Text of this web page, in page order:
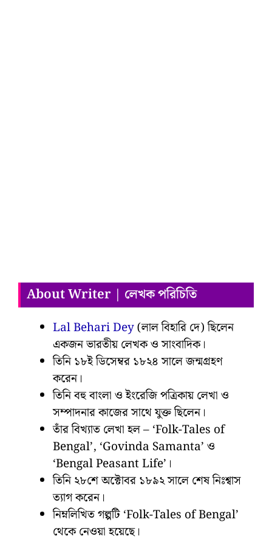
About Writer | লেখক পরিচিতি
Lal Behari Dey(লাল বিহারি দে) ছিলেন
একজন ভারতীয় লেখক ও সাংবাদিক।
তিনি ১৮ই ডিসেম্বর ১৮২৪ সালে জন্মগ্রহণ
করেন।
তিনি বহু বাংলা ও ইংরেজি পত্রিকায় লেখা ও
সম্পাদনার কাজের সাথে যুক্ত ছিলেন।
তাঁর বিখ্যাত লেখা হল – ‘Folk-Tales of
Bengal’, ‘Govinda Samanta’ ও
‘Bengal Peasant Life’।
তিনি ২৮শে অক্টোবর ১৮৯২ সালে শেষ নিঃশ্বাস
ত্যাগ করেন।
নিম্নলিখিত গল্পটি ‘Folk-Tales of Bengal’
থেকে নেওয়া হয়েছে।